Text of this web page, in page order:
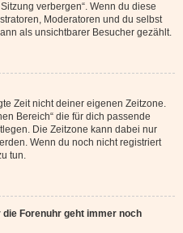
verbergen“. Wenn du diese
Moderatoren und du selbst
als unsichtbarer Besucher gezählt.
Zeit nicht deiner eigenen Zeitzone.
Bereich“ die für dich passende
Die Zeitzone kann dabei nur
Wenn du noch nicht registriert
tun.
die Forenuhr geht immer noch